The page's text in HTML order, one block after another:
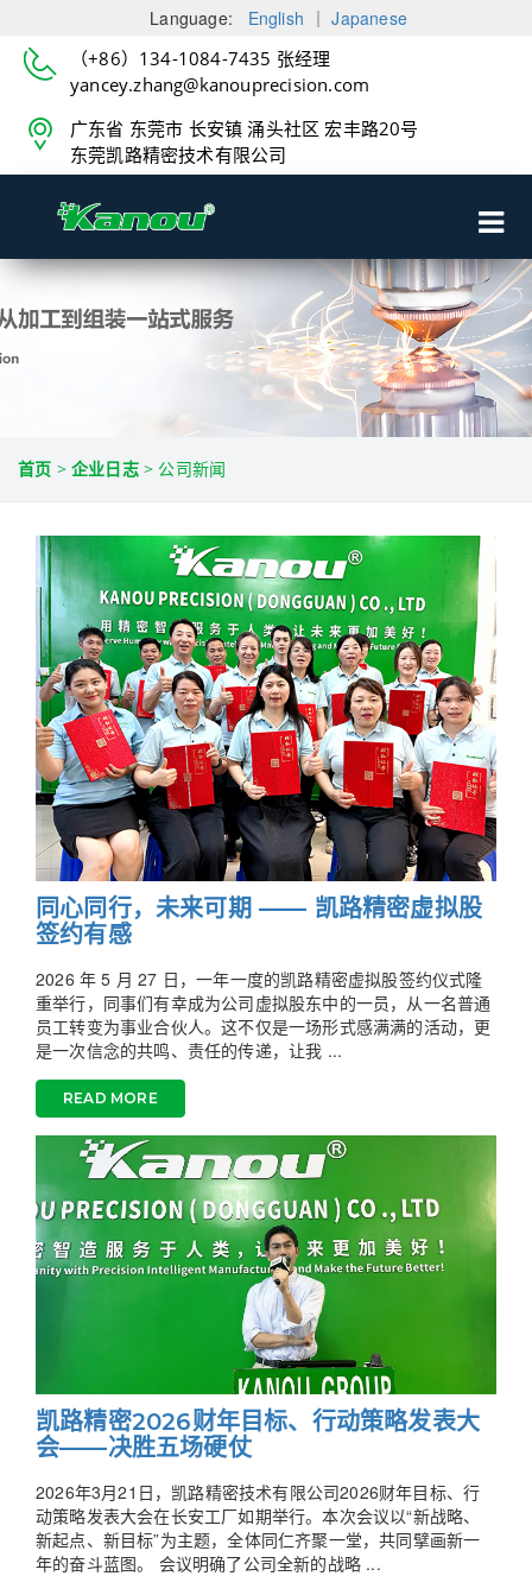
Language: English ｜Japanese
（+86）134-1084-7435 张经理
yancey.zhang@kanouprecision.com
广东省 东莞市 长安镇 涌头社区 宏丰路20号
东莞凯路精密技术有限公司
首页 >企业日志> 公司新闻
同心同行，未来可期 —— 凯路精密虚拟股
签约有感
2026 年 5 月 27 日，一年一度的凯路精密虚拟股签约仪式隆
重举行，同事们有幸成为公司虚拟股东中的一员，从一名普通
员工转变为事业合伙人。这不仅是一场形式感满满的活动，更
是一次信念的共鸣、责任的传递，让我 ...
READ MORE
凯路精密2026财年目标、行动策略发表大
会——决胜五场硬仗
2026年3月21日，凯路精密技术有限公司2026财年目标、行
动策略发表大会在长安工厂如期举行。本次会议以“新战略、
新起点、新目标”为主题，全体同仁齐聚一堂，共同擘画新一
年的奋斗蓝图。 会议明确了公司全新的战略 ...